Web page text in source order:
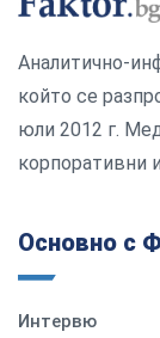
Аналитично-
който се
юли 2012 г.
корпоративни
Основно с
Интервю